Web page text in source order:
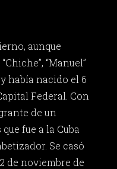
aunque
“Manuel”
había nacido el 6
Federal. Con
de un
fue a la Cuba
Se casó
de noviembre de